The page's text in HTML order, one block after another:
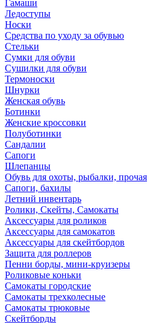
Гамаши
Ледоступы
Носки
Средства по уходу за обувью
Стельки
Сумки для обуви
Сушилки для обуви
Термоноски
Шнурки
Женская обувь
Ботинки
Женские кроссовки
Полуботинки
Сандалии
Сапоги
Шлепанцы
Обувь для охоты, рыбалки, прочая
Сапоги, бахилы
Летний инвентарь
Ролики, Скейты, Самокаты
Аксессуары для роликов
Аксессуары для самокатов
Аксессуары для скейтбордов
Защита для роллеров
Пенни борды, мини-круизеры
Роликовые коньки
Самокаты городские
Самокаты трехколесные
Самокаты трюковые
Скейтборды